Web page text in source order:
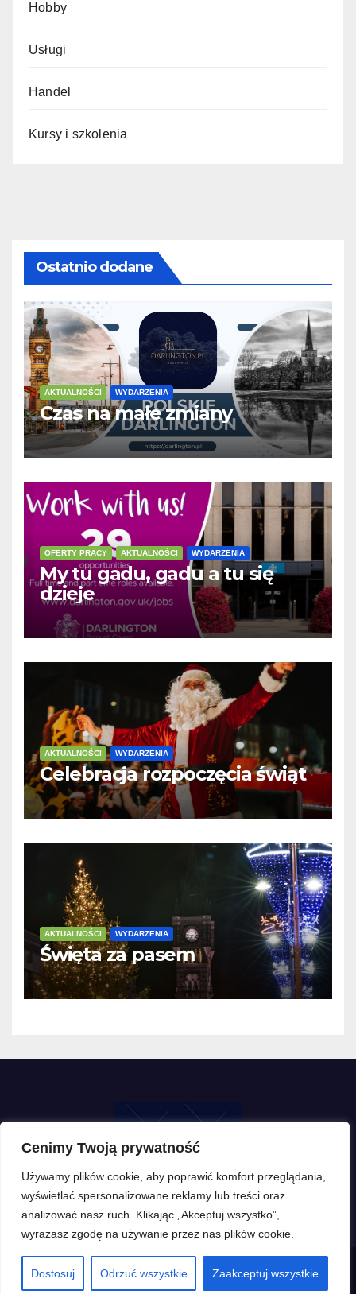
Cenimy Twoją prywatność
Używamy plików cookie, aby poprawić komfort przeglądania,
wyświetlać spersonalizowane reklamy lub treści oraz
analizować nasz ruch. Klikając „Akceptuj wszystko”,
wyrażasz zgodę na używanie przez nas plików cookie.
Dostosuj Odrzuć wszystkie Zaakceptuj wszystkie
Hobby
Usługi
Handel
Kursy i szkolenia
Ostatnio dodane
AKTUALNOŚCI WYDARZENIA
Czas na małe zmiany
OFERTY PRACY AKTUALNOŚCI WYDARZENIA
My tu gadu, gadu a tu się
dzieje
AKTUALNOŚCI WYDARZENIA
Celebracja rozpoczęcia świąt
AKTUALNOŚCI WYDARZENIA
Święta za pasem
Proudly powered by WordPress|Theme: Newsup by Themeansar